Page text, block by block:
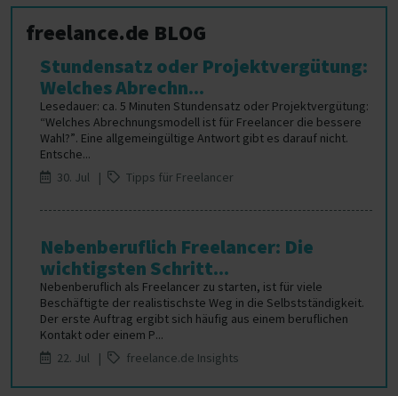
freelance.de BLOG
Stundensatz oder Projektvergütung:
Welches Abrechn...
Lesedauer: ca. 5 Minuten Stundensatz oder Projektvergütung:
“Welches Abrechnungsmodell ist für Freelancer die bessere
Wahl?”. Eine allgemeingültige Antwort gibt es darauf nicht.
Entsche...
30. Jul |
Tipps für Freelancer
Nebenberuflich Freelancer: Die
wichtigsten Schritt...
Nebenberuflich als Freelancer zu starten, ist für viele
Beschäftigte der realistischste Weg in die Selbstständigkeit.
Der erste Auftrag ergibt sich häufig aus einem beruflichen
Kontakt oder einem P...
22. Jul |
freelance.de Insights